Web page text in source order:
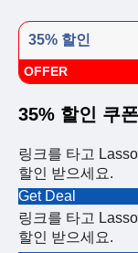
35% 할인
OFFER
35% 할인 쿠폰
링크를 타고
할인 받으세요.
Get Deal
링크를 타고
할인 받으세요.